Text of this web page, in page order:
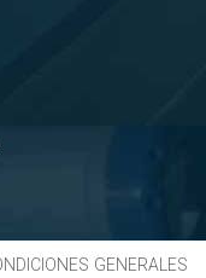
GENERALES